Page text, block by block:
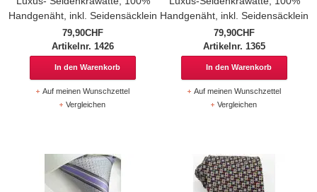
Handgenäht, inkl. Seidensäcklein
79,90CHF
Artikelnr. 1426
In den Warenkorb
Auf meinen Wunschzettel
Vergleichen
Handgenäht, inkl. Seidensäcklein
79,90CHF
Artikelnr. 1365
In den Warenkorb
Auf meinen Wunschzettel
Vergleichen